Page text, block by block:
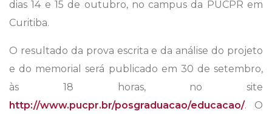
dias 14 e 15 de outubro, no campus da PUCPR em
Curitiba.
O resultado da prova escrita e da análise do projeto
e do memorial será publicado em 30 de setembro,
às 18 horas, no site
http://www.pucpr.br/posgraduacao/educacao/. O